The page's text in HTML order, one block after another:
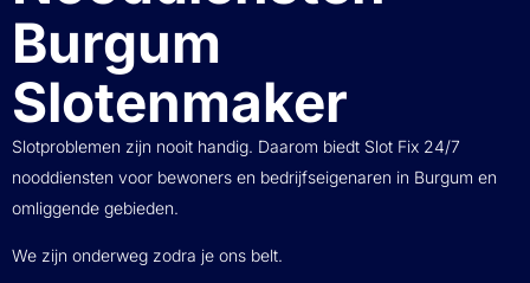
Burgum
Slotenmaker
Slotproblemen zijn nooit handig. Daarom biedt Slot Fix 24/7
nooddiensten voor bewoners en bedrijfseigenaren in Burgum en
omliggende gebieden.
We zijn onderweg zodra je ons belt.